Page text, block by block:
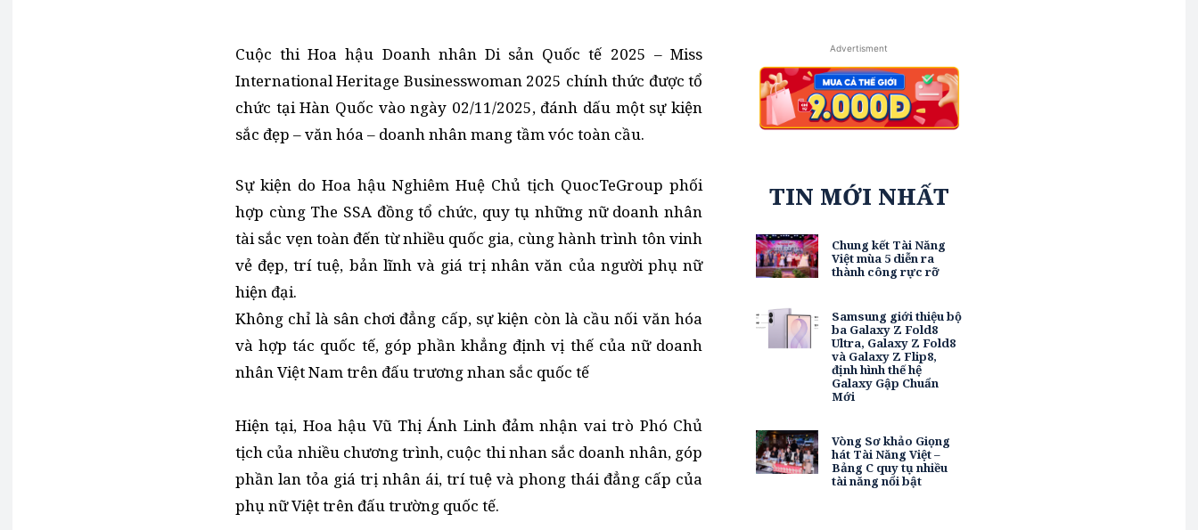
Cuộc thi Hoa hậu Doanh nhân Di sản Quốc tế 2025 – Miss
International Heritage Businesswoman 2025 chính thức được tổ
chức tại Hàn Quốc vào ngày 02/11/2025, đánh dấu một sự kiện
sắc đẹp – văn hóa – doanh nhân mang tầm vóc toàn cầu.
Sự kiện do Hoa hậu Nghiêm Huệ Chủ tịch QuocTeGroup phối
hợp cùng The SSA đồng tổ chức, quy tụ những nữ doanh nhân
tài sắc vẹn toàn đến từ nhiều quốc gia, cùng hành trình tôn vinh
vẻ đẹp, trí tuệ, bản lĩnh và giá trị nhân văn của người phụ nữ
hiện đại.
Không chỉ là sân chơi đẳng cấp, sự kiện còn là cầu nối văn hóa
và hợp tác quốc tế, góp phần khẳng định vị thế của nữ doanh
nhân Việt Nam trên đấu trương nhan sắc quốc tế
Hiện tại, Hoa hậu Vũ Thị Ánh Linh đảm nhận vai trò Phó Chủ
tịch của nhiều chương trình, cuộc thi nhan sắc doanh nhân, góp
phần lan tỏa giá trị nhân ái, trí tuệ và phong thái đẳng cấp của
phụ nữ Việt trên đấu trường quốc tế.
Advertisment
TIN MỚI NHẤT
Chung kết Tài Năng
Việt mùa 5 diễn ra
thành công rực rỡ
Samsung giới thiệu bộ
ba Galaxy Z Fold8
Ultra, Galaxy Z Fold8
và Galaxy Z Flip8,
định hình thế hệ
Galaxy Gập Chuẩn
Mới
Vòng Sơ khảo Giọng
hát Tài Năng Việt –
Bảng C quy tụ nhiều
tài năng nổi bật